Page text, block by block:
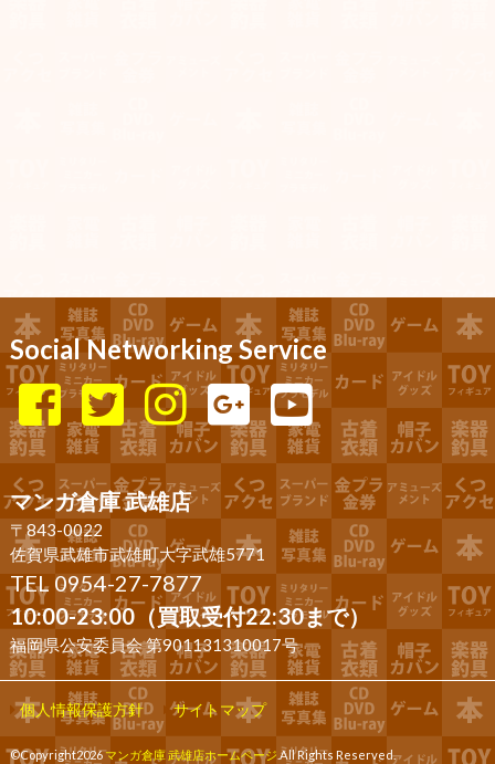
Social Networking Service
マンガ倉庫 武雄店
〒843-0022
佐賀県武雄市武雄町大字武雄5771
TEL 0954-27-7877
10:00-23:00（買取受付22:30まで）
福岡県公安委員会 第901131310017号
個人情報保護方針 サイトマップ
©Copyright2026マンガ倉庫 武雄店ホームページ .All Rights Reserved.